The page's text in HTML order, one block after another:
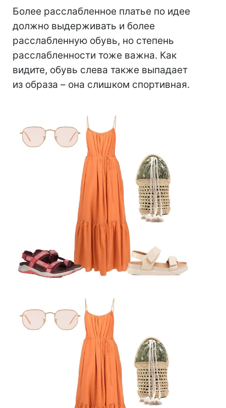
Более расслабленное платье по идее
должно выдерживать и более
расслабленную обувь, но степень
расслабленности тоже важна. Как
видите, обувь слева также выпадает
из образа – она слишком спортивная.